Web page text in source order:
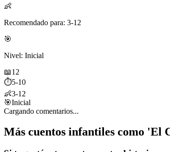
👶
Recomendado para: 3-12
🎯
Nivel: Inicial
📖12
⏱️5-10
👶3-12
🎯Inicial
Cargando comentarios...
Más cuentos infantiles como 'El